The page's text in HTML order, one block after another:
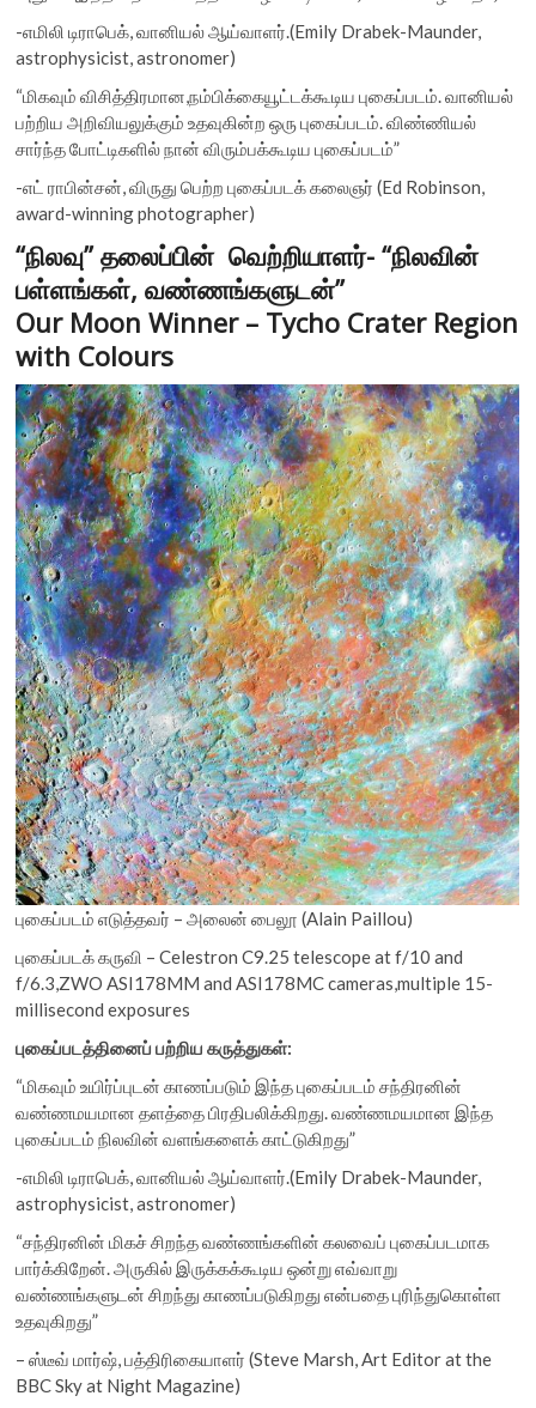
-எமிலி டிராபெக், வானியல் ஆய்வாளர்.(Emily Drabek-Maunder,
astrophysicist, astronomer)
“மிகவும் விசித்திரமான,நம்பிக்கையூட்டக்கூடிய புகைப்படம். வானியல்
பற்றிய அறிவியலுக்கும் உதவுகின்ற ஒரு புகைப்படம். விண்ணியல்
சார்ந்த போட்டிகளில் நான் விரும்பக்கூடிய புகைப்படம்”
-எட் ராபின்சன், விருது பெற்ற புகைப்படக் கலைஞர் (Ed Robinson,
award-winning photographer)
“நிலவு” தலைப்பின் வெற்றியாளர்- “நிலவின்
பள்ளங்கள், வண்ணங்களுடன்”
Our Moon Winner – Tycho Crater Region
with Colours
புகைப்படம் எடுத்தவர் – அலைன் பைலூ (Alain Paillou)
புகைப்படக் கருவி – Celestron C9.25 telescope at f/10 and
f/6.3,ZWO ASI178MM and ASI178MC cameras,multiple 15-
millisecond exposures
புகைப்படத்தினைப் பற்றிய கருத்துகள்:
“மிகவும் உயிர்ப்புடன் காணப்படும் இந்த புகைப்படம் சந்திரனின்
வண்ணமயமான தளத்தை பிரதிபலிக்கிறது. வண்ணமயமான இந்த
புகைப்படம் நிலவின் வளங்களைக் காட்டுகிறது”
-எமிலி டிராபெக், வானியல் ஆய்வாளர்.(Emily Drabek-Maunder,
astrophysicist, astronomer)
“சந்திரனின் மிகச் சிறந்த வண்ணங்களின் கலவைப் புகைப்படமாக
பார்க்கிறேன். அருகில் இருக்கக்கூடிய ஒன்று எவ்வாறு
வண்ணங்களுடன் சிறந்து காணப்படுகிறது என்பதை புரிந்துகொள்ள
உதவுகிறது”
– ஸ்டீவ் மார்ஷ், பத்திரிகையாளர் (Steve Marsh, Art Editor at the
BBC Sky at Night Magazine)